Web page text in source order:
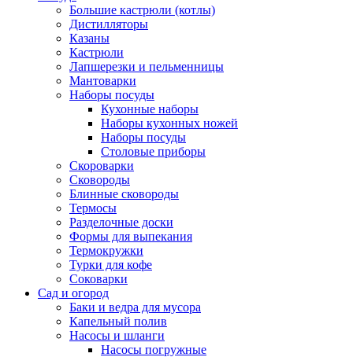
Большие кастрюли (котлы)
Дистилляторы
Казаны
Кастрюли
Лапшерезки и пельменницы
Мантоварки
Наборы посуды
Кухонные наборы
Наборы кухонных ножей
Наборы посуды
Столовые приборы
Скороварки
Сковороды
Блинные сковороды
Термосы
Разделочные доски
Формы для выпекания
Термокружки
Турки для кофе
Соковарки
Сад и огород
Баки и ведра для мусора
Капельный полив
Насосы и шланги
Насосы погружные